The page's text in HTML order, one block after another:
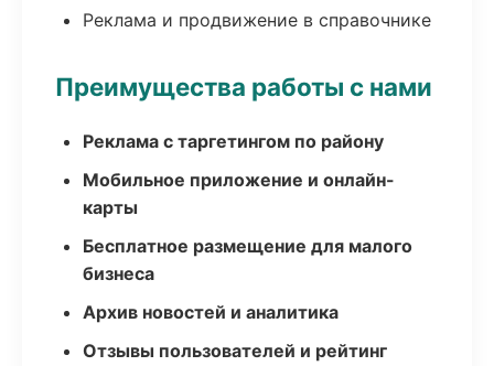
Реклама и продвижение в справочнике
Преимущества работы с нами
Реклама с таргетингом по району
Мобильное приложение и онлайн-
карты
Бесплатное размещение для малого
бизнеса
Архив новостей и аналитика
Отзывы пользователей и рейтинг